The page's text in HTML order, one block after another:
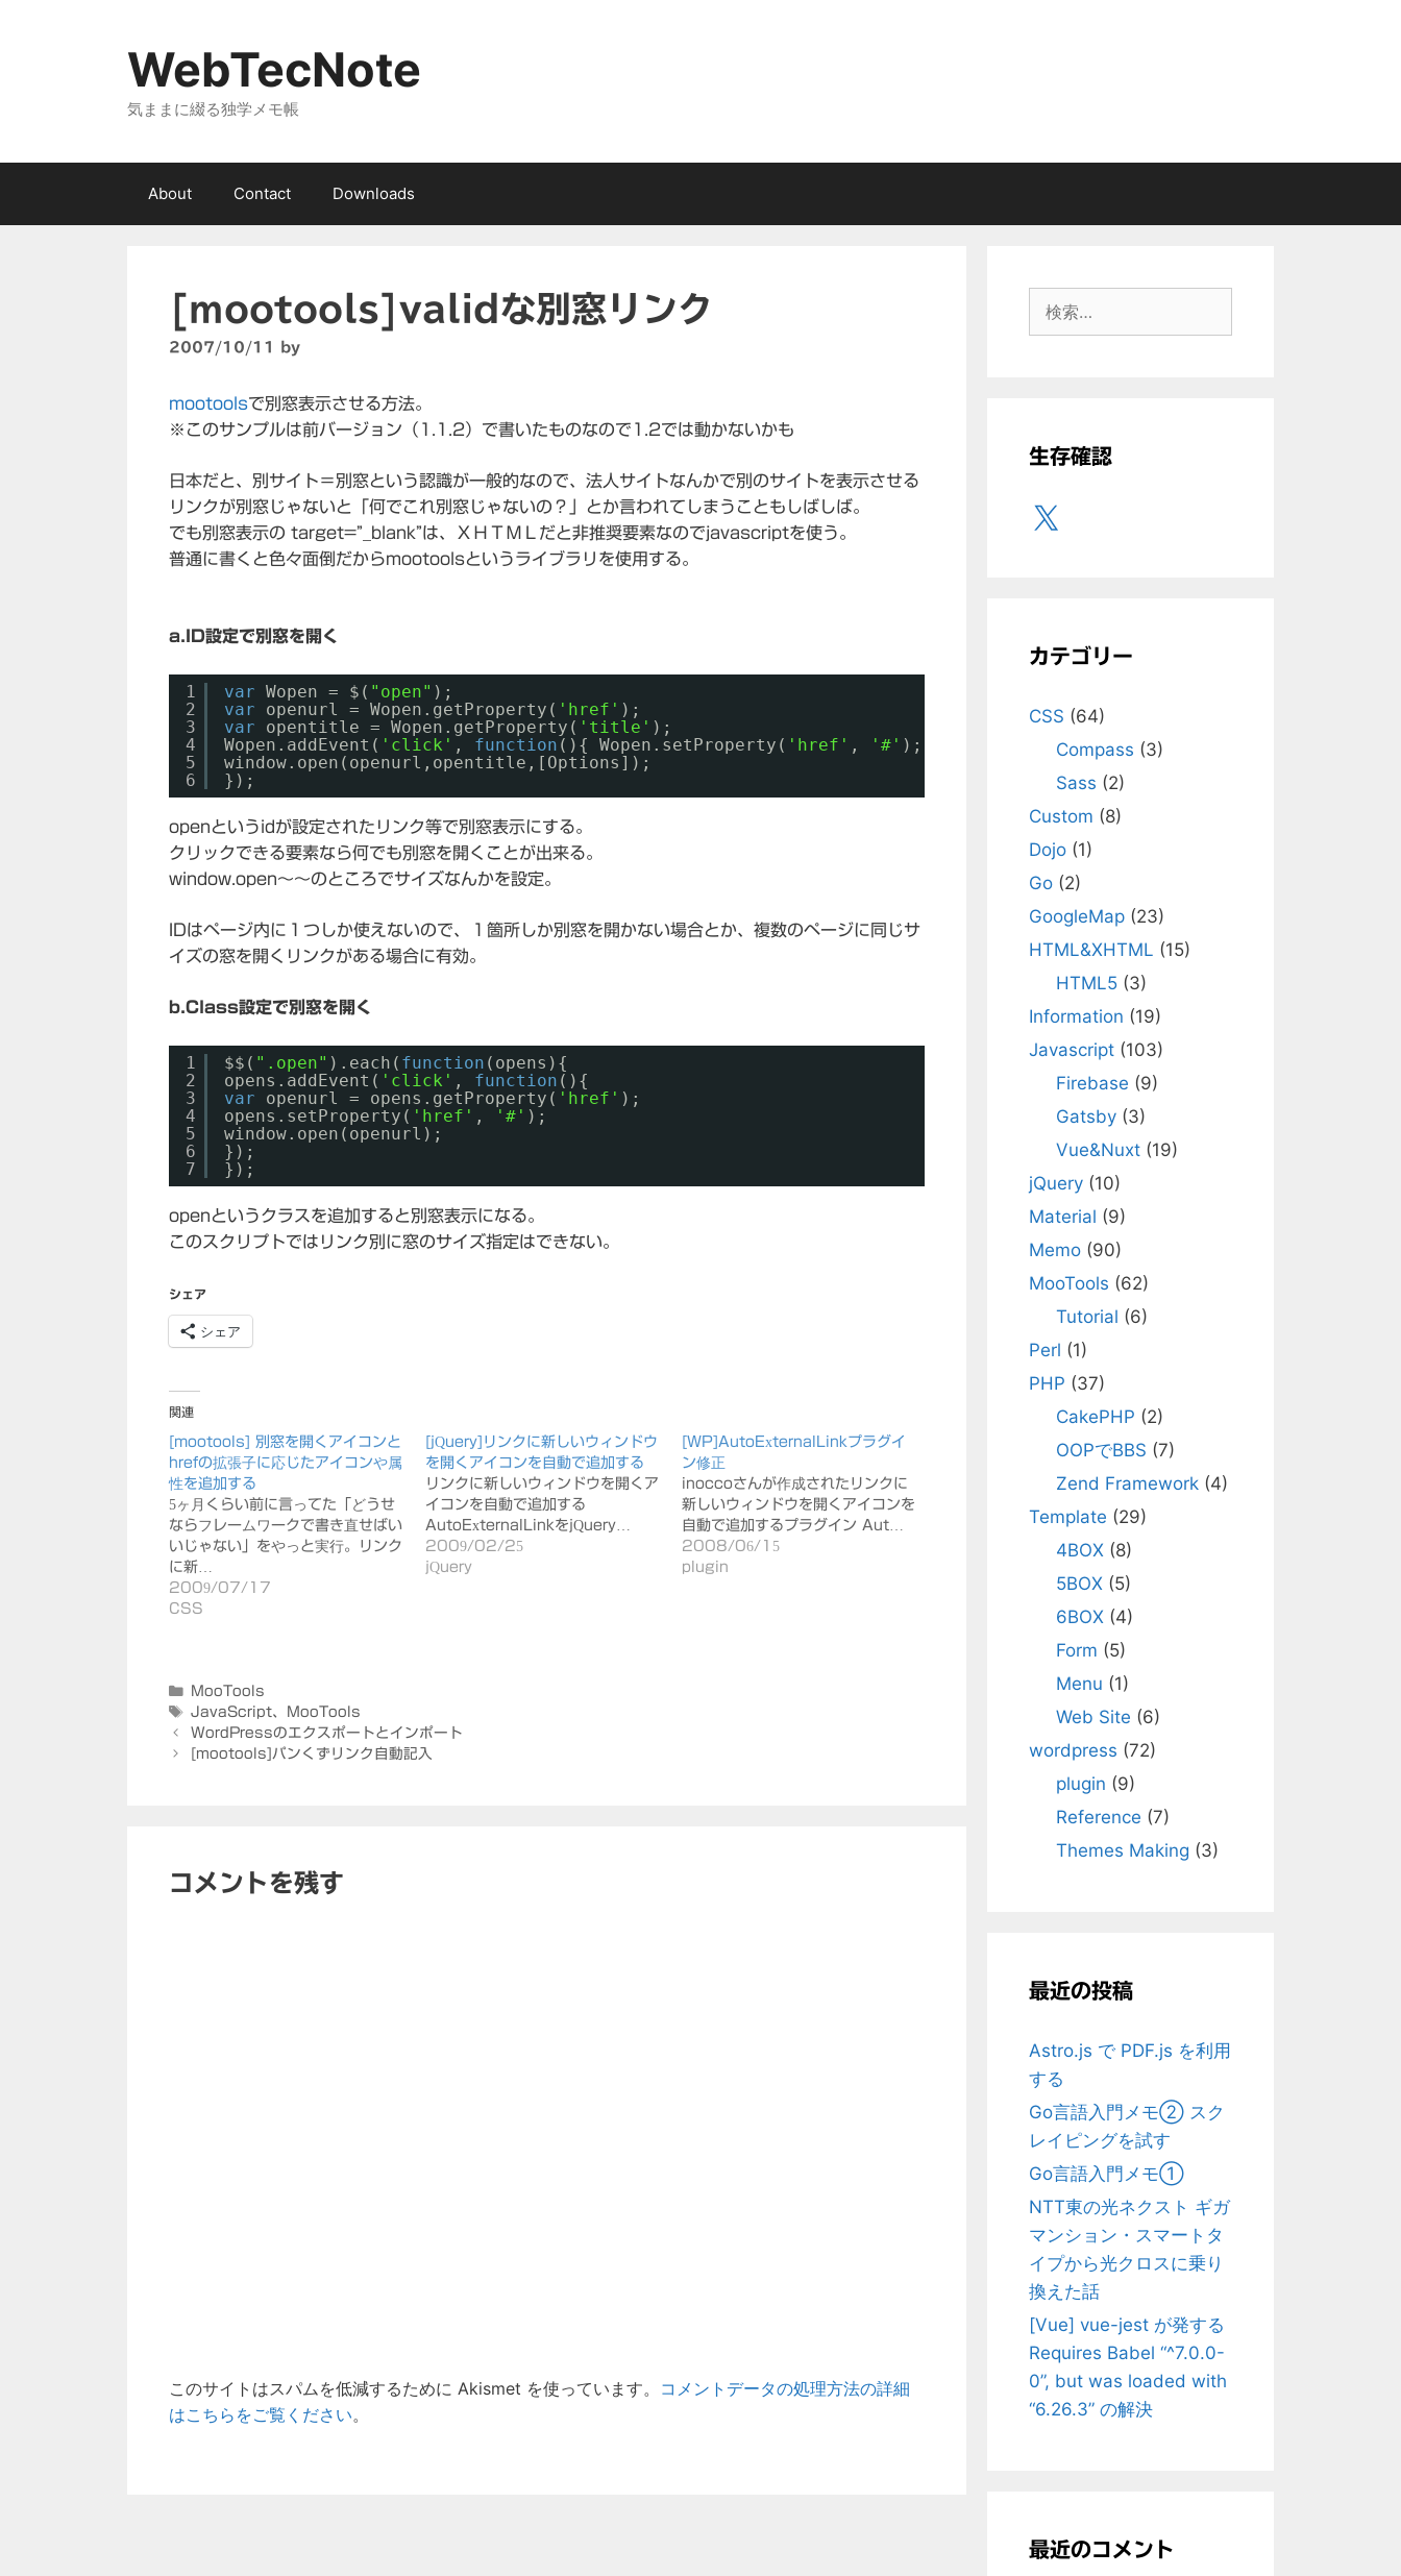
ス
ッ
WebTecNote
気ままに綴る独学メモ帳
About Contact Downloads
[mootools]validな別窓リンク
2007/10/11 by
mootoolsで別窓表示させる方法。
※このサンプルは前バージョン（1.1.2）で書いたものなので1.2では動かないかも
日本だと、別サイト＝別窓という認識が一般的なので、法人サイトなんかで別のサイトを表示させる
リンクが別窓じゃないと「何でこれ別窓じゃないの？」とか言われてしまうこともしばしば。
でも別窓表示の target=”_blank”は、ＸＨＴＭＬだと非推奨要素なのでjavascriptを使う。
普通に書くと色々面倒だからmootoolsというライブラリを使用する。
a.ID設定で別窓を開く
1
2
3
4
5
6
var Wopen = $( "open" );
var
openurl = Wopen.getProperty( 'href' );
var
opentitle = Wopen.getProperty( 'title' );
Wopen.addEvent( 'click' , function (){ Wopen.setProperty( 'href' , '#' );
window.open(openurl,opentitle,[Options]);
});
openというidが設定されたリンク等で別窓表示にする。
クリックできる要素なら何でも別窓を開くことが出来る。
window.open～～のところでサイズなんかを設定。
IDはページ内に１つしか使えないので、１箇所しか別窓を開かない場合とか、複数のページに同じサ
イズの窓を開くリンクがある場合に有効。
b.Class設定で別窓を開く
1
2
3
4
5
6
7
$$( ".open" ).each( function (opens){
opens.addEvent( 'click' , function (){
var
openurl = opens.getProperty( 'href' );
opens.setProperty( 'href' , '#' );
window.open(openurl);
});
});
openというクラスを追加すると別窓表示になる。
このスクリプトではリンク別に窓のサイズ指定はできない。
シェア
シェア
関連
[mootools] 別窓を開くアイコンと
hrefの拡張子に応じたアイコンや属
性を追加する
5ヶ月くらい前に言ってた「どうせ
ならフレームワークで書き直せばい
いじゃない」をやっと実行。リンク
に新…
2009/07/17
CSS
[jQuery]リンクに新しいウィンドウ
を開くアイコンを自動で追加する
リンクに新しいウィンドウを開くア
イコンを自動で追加する
AutoExternalLinkをjQuery…
2009/02/25
jQuery
[WP]AutoExternalLinkプラグイ
ン修正
inoccoさんが作成されたリンクに
新しいウィンドウを開くアイコンを
自動で追加するプラグイン Aut…
2008/06/15
plugin
カ
テ
ゴ
リ
MooTools
タ
グ
JavaScript、
MooTools
WordPressのエクスポートとインポート
[mootools]パンくずリンク自動記入
コメントを残す
このサイトはスパムを低減するために Akismet を使っています。 コメントデータの処理方法の詳細
はこちらをご覧ください。
生存確認
X
カテゴリー
CSS (64)
Compass (3)
Sass (2)
Custom (8)
Dojo (1)
Go (2)
GoogleMap (23)
HTML&XHTML (15)
HTML5(3)
Information (19)
Javascript (103)
Firebase (9)
Gatsby(3)
Vue&Nuxt(19)
jQuery (10)
Material (9)
Memo (90)
MooTools (62)
Tutorial (6)
Perl (1)
PHP (37)
CakePHP (2)
OOPでBBS (7)
Zend Framework(4)
Template (29)
4BOX(8)
5BOX(5)
6BOX(4)
Form (5)
Menu (1)
Web Site (6)
wordpress (72)
plugin (9)
Reference (7)
Themes Making (3)
最近の投稿
Astro.js で PDF.js を利用
する
Go言語入門メモ② スク
レイピングを試す
Go言語入門メモ①
NTT東の光ネクスト ギガ
マンション・スマートタ
イプから光クロスに乗り
換えた話
[Vue] vue-jest が発する
Requires Babel “^7.0.0-
0”, but was loaded with
“6.26.3” の解決
最近のコメント